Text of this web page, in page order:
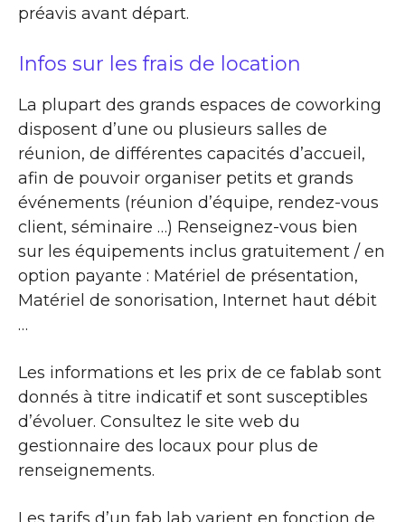
préavis avant départ.
Infos sur les frais de location
La plupart des grands espaces de coworking
disposent d’une ou plusieurs salles de
réunion, de différentes capacités d’accueil,
afin de pouvoir organiser petits et grands
événements (réunion d’équipe, rendez-vous
client, séminaire …) Renseignez-vous bien
sur les équipements inclus gratuitement / en
option payante : Matériel de présentation,
Matériel de sonorisation, Internet haut débit
…
Les informations et les prix de ce fablab sont
donnés à titre indicatif et sont susceptibles
d’évoluer. Consultez le site web du
gestionnaire des locaux pour plus de
renseignements.